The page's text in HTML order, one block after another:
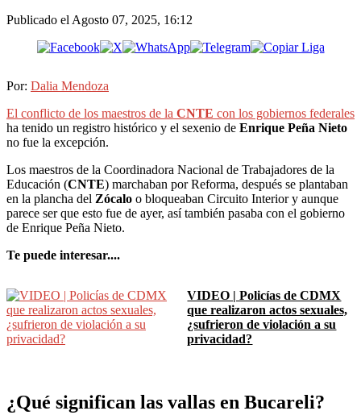
Publicado el Agosto 07, 2025, 16:12
Por: Dalia Mendoza
El conflicto de los maestros de la CNTE con los gobiernos federales
ha tenido un registro histórico y el sexenio de Enrique Peña Nieto
no fue la excepción.
Los maestros de la Coordinadora Nacional de Trabajadores de la
Educación (CNTE) marchaban por Reforma, después se plantaban
en la plancha del Zócalo o bloqueaban Circuito Interior y aunque
parece ser que esto fue de ayer, así también pasaba con el gobierno
de Enrique Peña Nieto.
Te puede interesar....
VIDEO | Policías de CDMX
que realizaron actos sexuales,
¿sufrieron de violación a su
privacidad?
¿Qué significan las vallas en Bucareli?